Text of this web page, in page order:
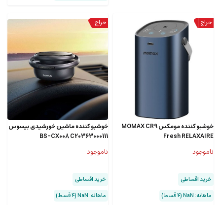
خوشبو کننده مومکس MOMAX CR9
Fresh RELAXAIRE
ناموجود
خرید اقساطی
ماهانه: NaN (۴ قسط)
خوشبو کننده ماشین خورشیدی بیسوس
BS-CX008 C20363000111
ناموجود
خرید اقساطی
ماهانه: NaN (۴ قسط)